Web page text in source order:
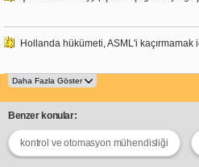
Hollanda hükümeti, ASML'i kaçırmamak
Benzer konular:
kontrol ve otomasyon mühendisliği